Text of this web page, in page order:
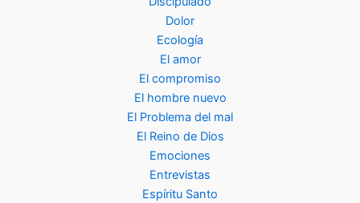
Dolor
Ecología
El amor
El compromiso
El hombre nuevo
El Problema del mal
El Reino de Dios
Emociones
Entrevistas
Espíritu Santo